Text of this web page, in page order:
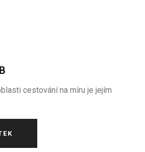
cestování na míru je jejím